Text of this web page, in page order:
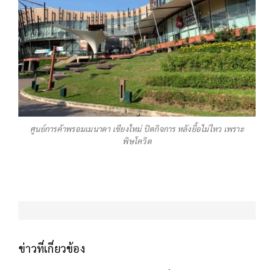
ศูนย์การค้าพรอมเมนาดา เชียงใหม่ ปิดกิจการ หลังยื้อไม่ไหว เพราะ
พิษโควิด
ข่าวที่เกี่ยวข้อง